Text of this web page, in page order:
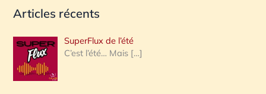
c
e
r
c
Articles récents
SuperFlux de l’été
C’est l’été… Mais […]